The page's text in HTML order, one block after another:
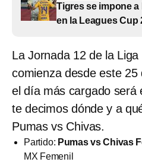
Tigres se impone
en la Leagues Cup
La Jornada 12 de la Liga
comienza desde este
el día más cargado será
te decimos dónde y a
Pumas vs Chivas.
Partido: Pumas vs Chivas
MX Femenil